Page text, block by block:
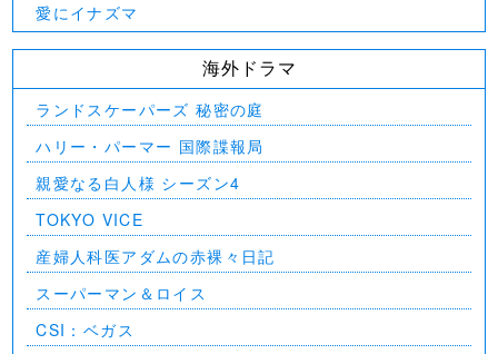
愛にイナズマ
海外ドラマ
ランドスケーパーズ 秘密の庭
ハリー・パーマー 国際諜報局
親愛なる白人様 シーズン4
TOKYO VICE
産婦人科医アダムの赤裸々日記
スーパーマン＆ロイス
CSI：ベガス